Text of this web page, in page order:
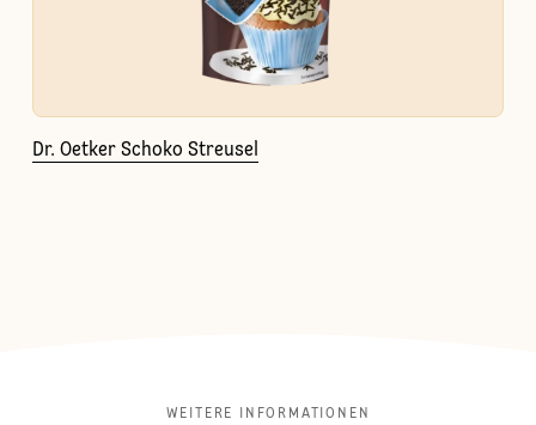
Dr. Oetker Schoko Streusel
WEITERE INFORMATIONEN